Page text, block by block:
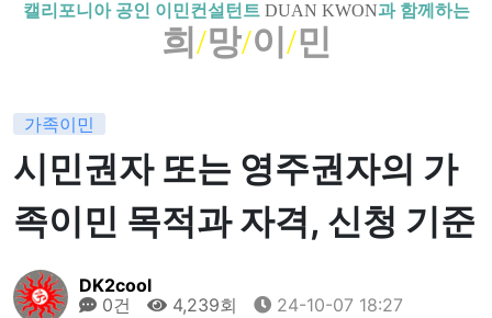
캘리포니아 공인 이민컨설턴트 DUAN KWON과 함께하는
희 /망/이 /민
가족이민
시민권자 또는 영주권자의 가
족이민 목적과 자격, 신청 기준
DK2cool
0건
4,239회 24-10-07 18:27